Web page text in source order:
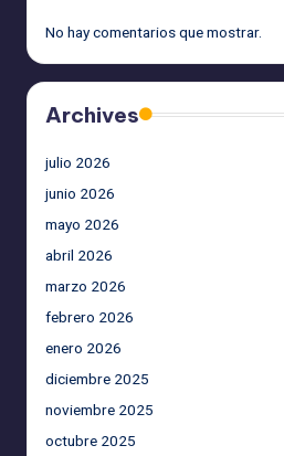
No hay comentarios que mostrar.
Archives
julio 2026
junio 2026
mayo 2026
abril 2026
marzo 2026
febrero 2026
enero 2026
diciembre 2025
noviembre 2025
octubre 2025